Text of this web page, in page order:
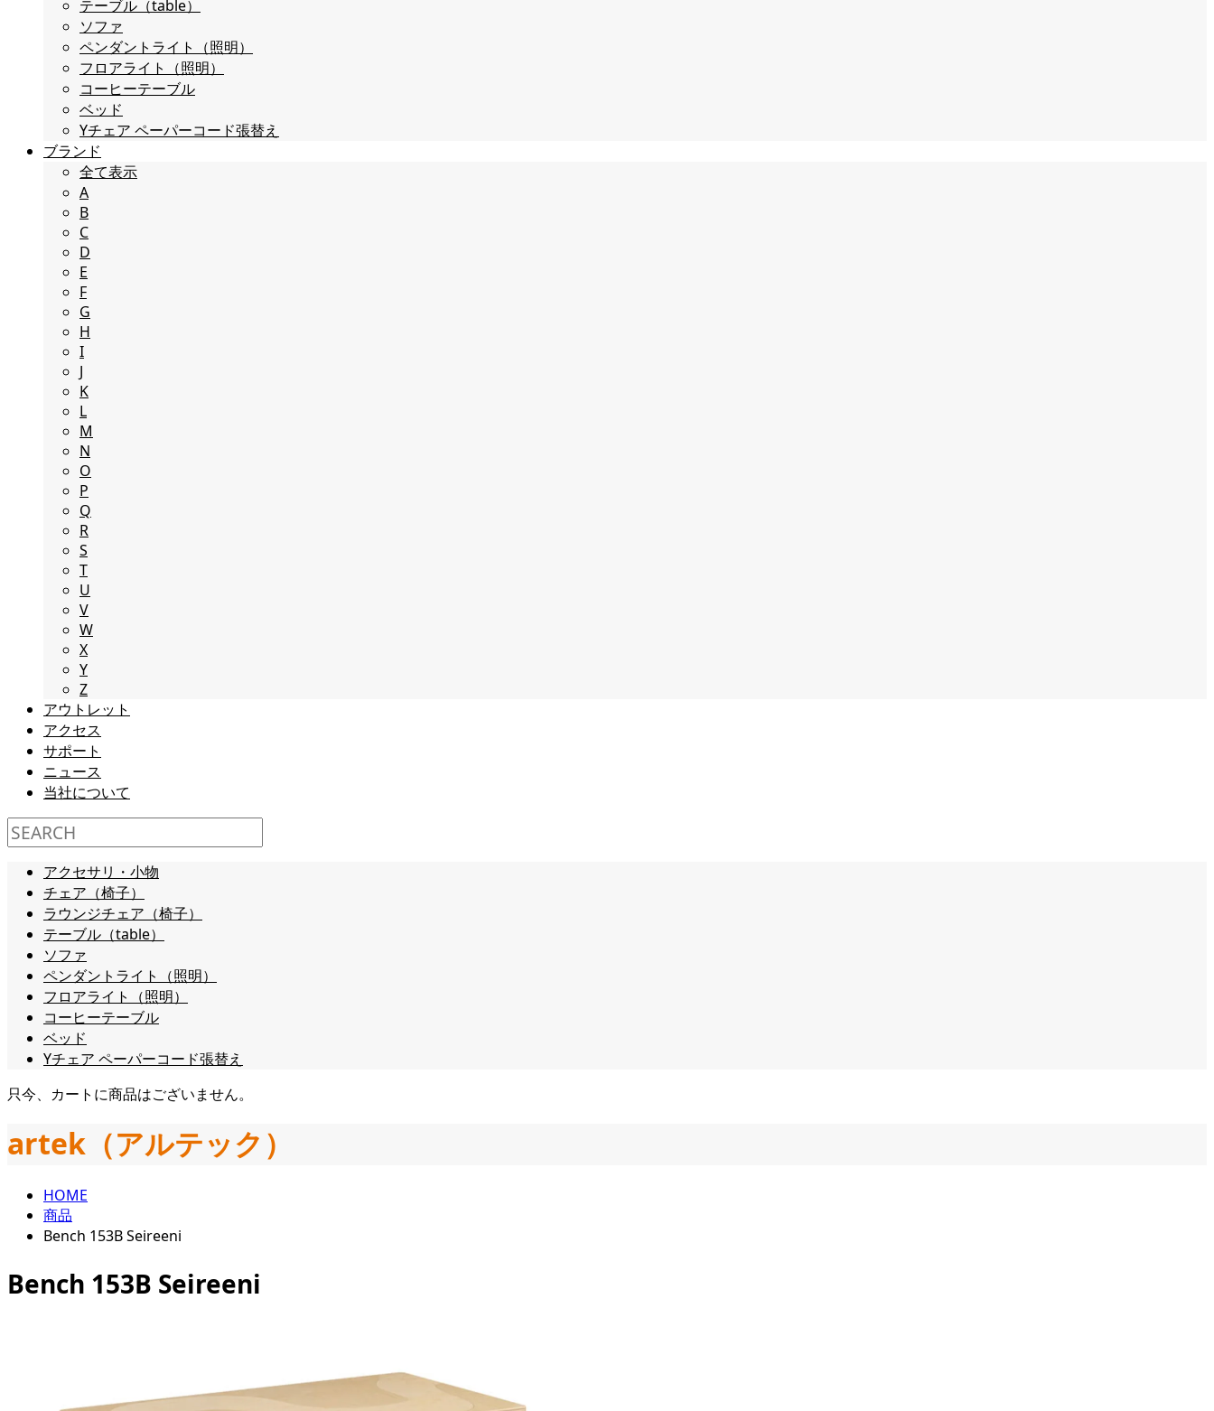
テーブル（table）
ソファ
ペンダントライト（照明）
フロアライト（照明）
コーヒーテーブル
ベッド
Yチェア ペーパーコード張替え
ブランド
全て表示
A
B
C
D
E
F
G
H
I
J
K
L
M
N
O
P
Q
R
S
T
U
V
W
X
Y
Z
アウトレット
アクセス
サポート
ニュース
当社について
アクセサリ・小物
チェア（椅子）
ラウンジチェア（椅子）
テーブル（table）
ソファ
ペンダントライト（照明）
フロアライト（照明）
コーヒーテーブル
ベッド
Yチェア ペーパーコード張替え
只今、カートに商品はございません。
artek（アルテック）
HOME
商品
Bench 153B Seireeni
Bench 153B Seireeni